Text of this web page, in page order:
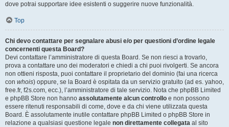
dove potrai supportare idee esistenti o suggerire nuove funzionalità.
Top
Chi devo contattare per segnalare abusi e/o per questioni d’ordine legale
concernenti questa Board?
Devi contattare l’amministratore di questa Board. Se non riesci a trovarlo,
prova a contattare uno dei moderatori e chiedi a chi puoi rivolgerti. Se ancora
non ottieni risposta, puoi contattare il proprietario del dominio (fai una ricerca
con whois) oppure, se la Board è ospitata da un servizio gratuito (ad es. yahoo,
free.fr, f2s.com, ecc.), l’amministratore di tale servizio. Nota che phpBB Limited
e phpBB Store non hanno assolutamente alcun controllo e non possono
essere ritenuti responsabili di come, dove e da chi viene utilizzata questa
Board. È assolutamente inutile contattare phpBB Limited o phpBB Store in
relazione a qualsiasi questione legale non direttamente collegata al sito